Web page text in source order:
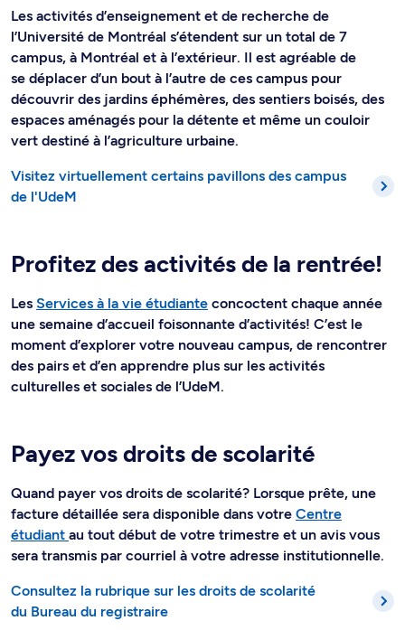
Les activités d’enseignement et de recherche de
l’Université de Montréal s’étendent sur un total de 7
campus, à Montréal et à l’extérieur. Il est agréable de
se déplacer d’un bout à l’autre de ces campus pour
découvrir des jardins éphémères, des sentiers boisés, des
espaces aménagés pour la détente et même un couloir
vert destiné à l’agriculture urbaine.
Visitez virtuellement certains pavillons des campus
de l'UdeM
Profitez des activités de la rentrée!
Les Services à la vie étudiante concoctent chaque année
une semaine d’accueil foisonnante d’activités! C’est le
moment d’explorer votre nouveau campus, de rencontrer
des pairs et d’en apprendre plus sur les activités
culturelles et sociales de l’UdeM.
Payez vos droits de scolarité
Quand payer vos droits de scolarité? Lorsque prête, une
facture détaillée sera disponible dans votre Centre
étudiant au tout début de votre trimestre et un avis vous
sera transmis par courriel à votre adresse institutionnelle.
Consultez la rubrique sur les droits de scolarité
du Bureau du registraire